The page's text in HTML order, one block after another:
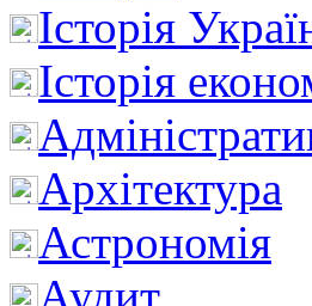
Історія
Історія
Архітектура
Астрономія